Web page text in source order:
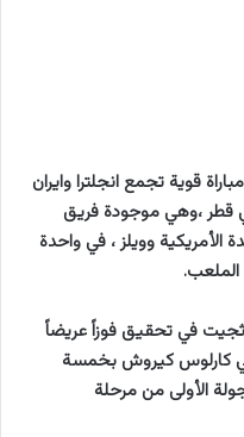
قوية تجمع انجلترا وايران
قطر ،وهي موجودة فريق
الأمريكية وويلز ، في واحدة
الملعب.
في تحقيق فوزاً عريضاً
كارلوس كيروش بخمسة
الأولى من مرحلة